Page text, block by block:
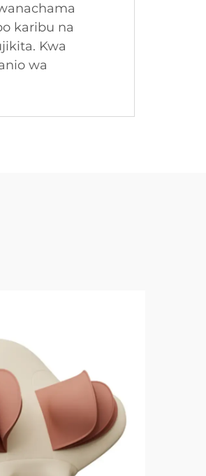
karibu na
Kwa
wa